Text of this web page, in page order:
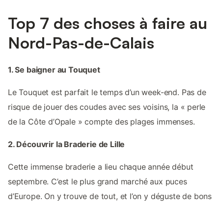
Top 7 des choses à faire au
Nord-Pas-de-Calais
1. Se baigner au Touquet
Le Touquet est parfait le temps d’un week-end. Pas de
risque de jouer des coudes avec ses voisins, la « perle
de la Côte d’Opale » compte des plages immenses.
2. Découvrir la Braderie de Lille
Cette immense braderie a lieu chaque année début
septembre. C’est le plus grand marché aux puces
d’Europe. On y trouve de tout, et l’on y déguste de bons